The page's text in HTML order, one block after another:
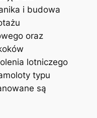
i budowa
oraz
lotniczego
typu
są